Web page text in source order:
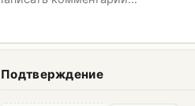
Подтверждение